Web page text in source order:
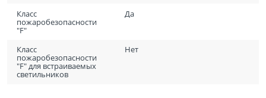
Класс
пожаробезопасности
"F"
Да
Класс
пожаробезопасности
"F" для встраиваемых
светильников
Нет